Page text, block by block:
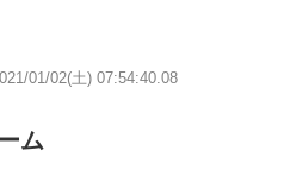
01/02(土) 07:54:40.08
ム